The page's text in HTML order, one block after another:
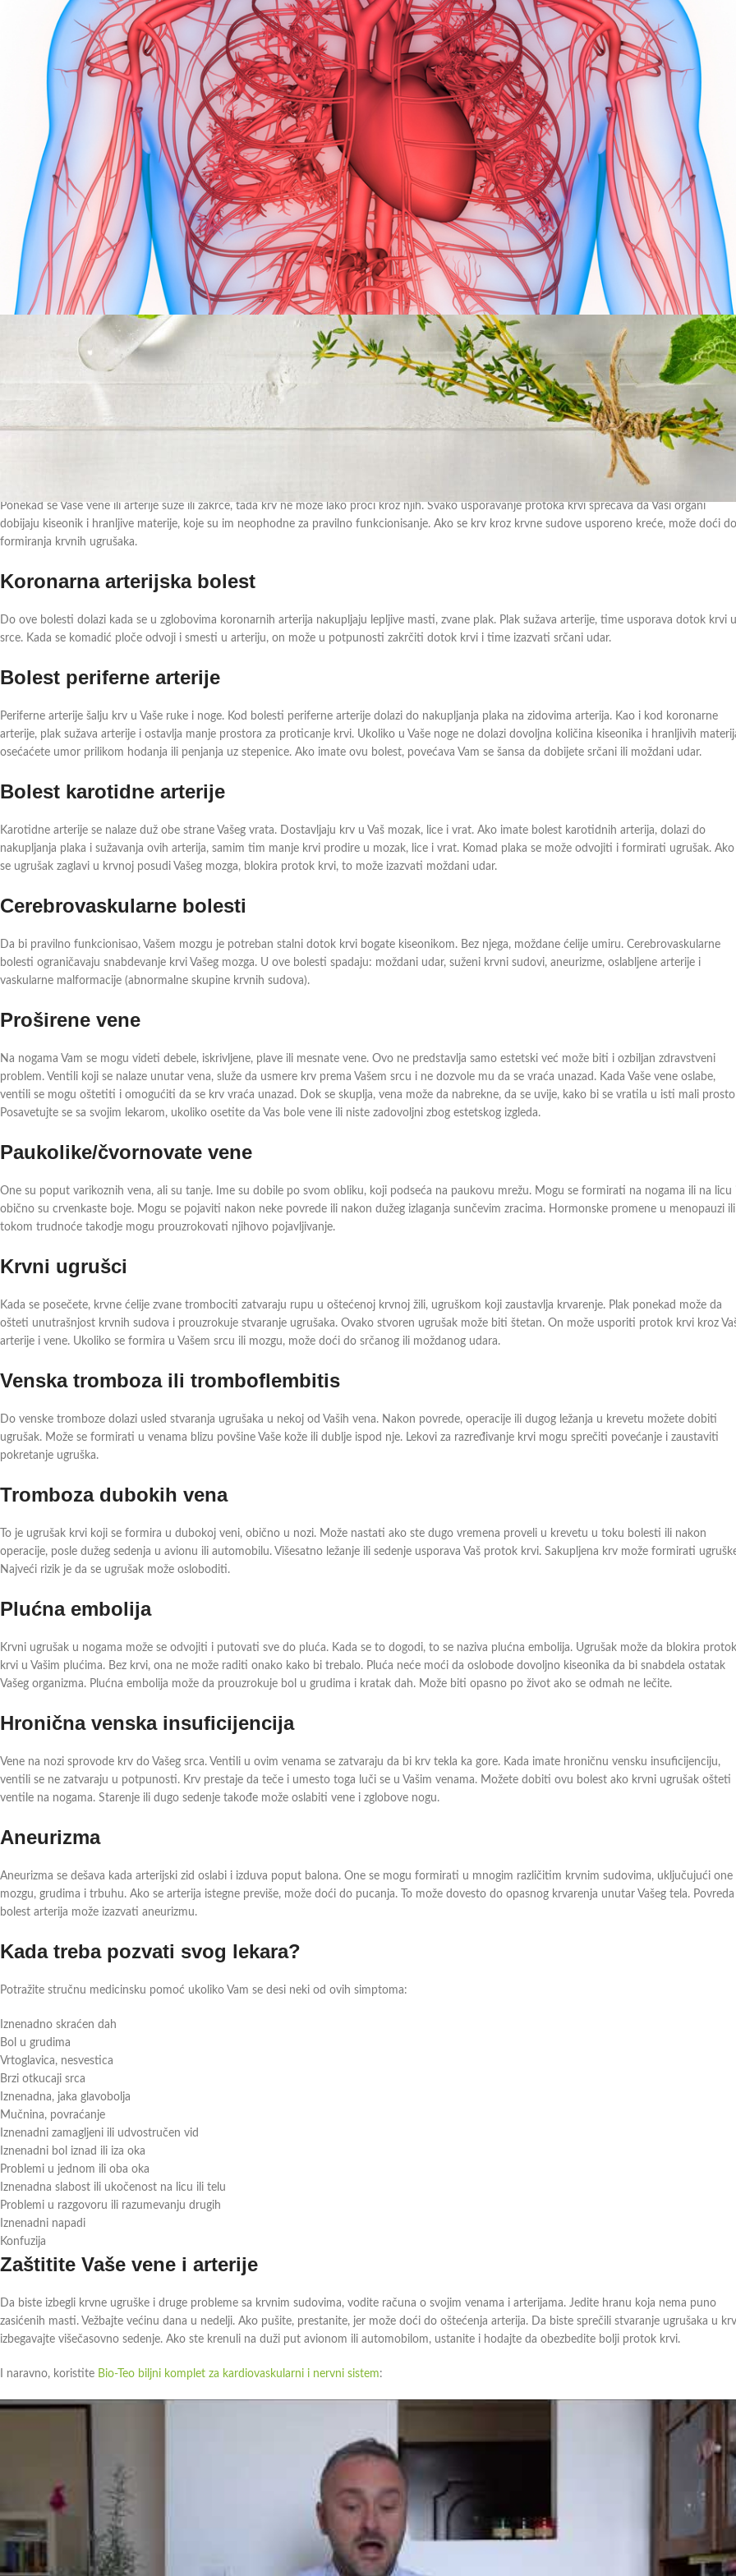
Kako teče krv kroz organizam ?
Vaše arterije i vene obavljaju veliki posao. Oni su deo transportnog sistema kroz koji se krv kreće. Arterije prenose krv napunjenu kiseonikom, iz
Vašeg srca do ostatka tela, zatim vene vraćaju krv nazad u Vaše srce. Odatle ga plućna arterija šalje u pluća, kako bi se krv ponovo napunila
kiseonikom. Plućna vena vraća krv u srce, time proces ponovo počinje.
Ponekad se Vaše vene ili arterije suze ili zakrče, tada krv ne može lako proći kroz njih. Svako usporavanje protoka krvi sprečava da Vaši organi
dobijaju kiseonik i hranljive materije, koje su im neophodne za pravilno funkcionisanje. Ako se krv kroz krvne sudove usporeno kreće, može doći do
formiranja krvnih ugrušaka.
Koronarna arterijska bolest
Do ove bolesti dolazi kada se u zglobovima koronarnih arterija nakupljaju lepljive masti, zvane plak. Plak sužava arterije, time usporava dotok krvi u
srce. Kada se komadić ploče odvoji i smesti u arteriju, on može u potpunosti zakrčiti dotok krvi i time izazvati srčani udar.
Bolest periferne arterije
Periferne arterije šalju krv u Vaše ruke i noge. Kod bolesti periferne arterije dolazi do nakupljanja plaka na zidovima arterija. Kao i kod koronarne
arterije, plak sužava arterije i ostavlja manje prostora za proticanje krvi. Ukoliko u Vaše noge ne dolazi dovoljna količina kiseonika i hranljivih
osećaćete umor prilikom hodanja ili penjanja uz stepenice. Ako imate ovu bolest, povećava Vam se šansa da dobijete srčani ili moždani udar.
Bolest karotidne arterije
Karotidne arterije se nalaze duž obe strane Vašeg vrata. Dostavljaju krv u Vaš mozak, lice i vrat. Ako imate bolest karotidnih arterija, dolazi do
nakupljanja plaka i sužavanja ovih arterija, samim tim manje krvi prodire u mozak, lice i vrat. Komad plaka se može odvojiti i formirati ugrušak. Ako
se ugrušak zaglavi u krvnoj posudi Vašeg mozga, blokira protok krvi, to može izazvati moždani udar.
Cerebrovaskularne bolesti
Da bi pravilno funkcionisao, Vašem mozgu je potreban stalni dotok krvi bogate kiseonikom. Bez njega, moždane ćelije umiru. Cerebrovaskularne
bolesti ograničavaju snabdevanje krvi Vašeg mozga. U ove bolesti spadaju: moždani udar, suženi krvni sudovi, aneurizme, oslabljene arterije i
vaskularne malformacije (abnormalne skupine krvnih sudova).
Proširene vene
Na nogama Vam se mogu videti debele, iskrivljene, plave ili mesnate vene. Ovo ne predstavlja samo estetski već može biti i ozbiljan zdravstveni
problem. Ventili koji se nalaze unutar vena, služe da usmere krv prema Vašem srcu i ne dozvole mu da se vraća unazad. Kada Vaše vene oslabe,
ventili se mogu oštetiti i omogućiti da se krv vraća unazad. Dok se skuplja, vena može da nabrekne, da se uvije, kako bi se vratila u isti mali
Posavetujte se sa svojim lekarom, ukoliko osetite da Vas bole vene ili niste zadovoljni zbog estetskog izgleda.
Paukolike/čvornovate vene
One su poput varikoznih vena, ali su tanje. Ime su dobile po svom obliku, koji podseća na paukovu mrežu. Mogu se formirati na nogama ili na licu
obično su crvenkaste boje. Mogu se pojaviti nakon neke povrede ili nakon dužeg izlaganja sunčevim zracima. Hormonske promene u menopauzi ili
tokom trudnoće takodje mogu prouzrokovati njihovo pojavljivanje.
Krvni ugrušci
Kada se posečete, krvne ćelije zvane trombociti zatvaraju rupu u oštećenoj krvnoj žili, ugruškom koji zaustavlja krvarenje. Plak ponekad može da
ošteti unutrašnjost krvnih sudova i prouzrokuje stvaranje ugrušaka. Ovako stvoren ugrušak može biti štetan. On može usporiti protok krvi kroz
arterije i vene. Ukoliko se formira u Vašem srcu ili mozgu, može doći do srčanog ili moždanog udara.
Venska tromboza ili tromboflembitis
Do venske tromboze dolazi usled stvaranja ugrušaka u nekoj od Vaših vena. Nakon povrede, operacije ili dugog ležanja u krevetu možete dobiti
ugrušak. Može se formirati u venama blizu povšine Vaše kože ili dublje ispod nje. Lekovi za razređivanje krvi mogu sprečiti povećanje i zaustaviti
pokretanje ugruška.
Tromboza dubokih vena
To je ugrušak krvi koji se formira u dubokoj veni, obično u nozi. Može nastati ako ste dugo vremena proveli u krevetu u toku bolesti ili nakon
operacije, posle dužeg sedenja u avionu ili automobilu. Višesatno ležanje ili sedenje usporava Vaš protok krvi. Sakupljena krv može formirati
Najveći rizik je da se ugrušak može osloboditi.
Plućna embolija
Krvni ugrušak u nogama može se odvojiti i putovati sve do pluća. Kada se to dogodi, to se naziva plućna embolija. Ugrušak može da blokira protok
krvi u Vašim plućima. Bez krvi, ona ne može raditi onako kako bi trebalo. Pluća neće moći da oslobode dovoljno kiseonika da bi snabdela ostatak
Vašeg organizma. Plućna embolija može da prouzrokuje bol u grudima i kratak dah. Može biti opasno po život ako se odmah ne lečite.
Hronična venska insuficijencija
Vene na nozi sprovode krv do Vašeg srca. Ventili u ovim venama se zatvaraju da bi krv tekla ka gore. Kada imate hroničnu vensku insuficijenciju,
ventili se ne zatvaraju u potpunosti. Krv prestaje da teče i umesto toga luči se u Vašim venama. Možete dobiti ovu bolest ako krvni ugrušak ošteti
ventile na nogama. Starenje ili dugo sedenje takođe može oslabiti vene i zglobove nogu.
Aneurizma
Aneurizma se dešava kada arterijski zid oslabi i izduva poput balona. One se mogu formirati u mnogim različitim krvnim sudovima, uključujući one
mozgu, grudima i trbuhu. Ako se arterija istegne previše, može doći do pucanja. To može dovesto do opasnog krvarenja unutar Vašeg tela.
bolest arterija može izazvati aneurizmu.
Kada treba pozvati svog lekara?
Potražite stručnu medicinsku pomoć ukoliko Vam se desi neki od ovih simptoma:
Iznenadno skraćen dah
Bol u grudima
Vrtoglavica, nesvestica
Brzi otkucaji srca
Iznenadna, jaka glavobolja
Mučnina, povraćanje
Iznenadni zamagljeni ili udvostručen vid
Iznenadni bol iznad ili iza oka
Problemi u jednom ili oba oka
Iznenadna slabost ili ukočenost na licu ili telu
Problemi u razgovoru ili razumevanju drugih
Iznenadni napadi
Konfuzija
Zaštitite Vaše vene i arterije
Da biste izbegli krvne ugruške i druge probleme sa krvnim sudovima, vodite računa o svojim venama i arterijama. Jedite hranu koja nema puno
zasićenih masti. Vežbajte većinu dana u nedelji. Ako pušite, prestanite, jer može doći do oštećenja arterija. Da biste sprečili stvaranje ugrušaka u
izbegavajte višečasovno sedenje. Ako ste krenuli na duži put avionom ili automobilom, ustanite i hodajte da obezbedite bolji protok krvi.
I naravno, koristite Bio-Teo biljni komplet za kardiovaskularni i nervni sistem: